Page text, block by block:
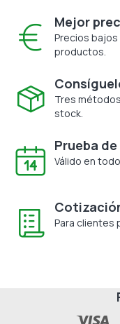
Mejor
Precios
productos.
Tres
stock.
Prueba de
Válido en
Para clientes